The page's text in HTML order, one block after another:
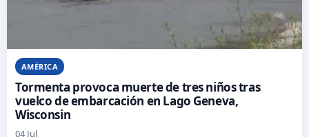
AMÉRICA
Tormenta provoca muerte de tres niños tras
vuelco de embarcación en Lago Geneva,
Wisconsin
04 Jul